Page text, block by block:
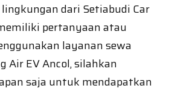
dari Setiabudi Car
pertanyaan atau
layanan sewa
EV Ancol, silahkan
saja untuk mendapatkan